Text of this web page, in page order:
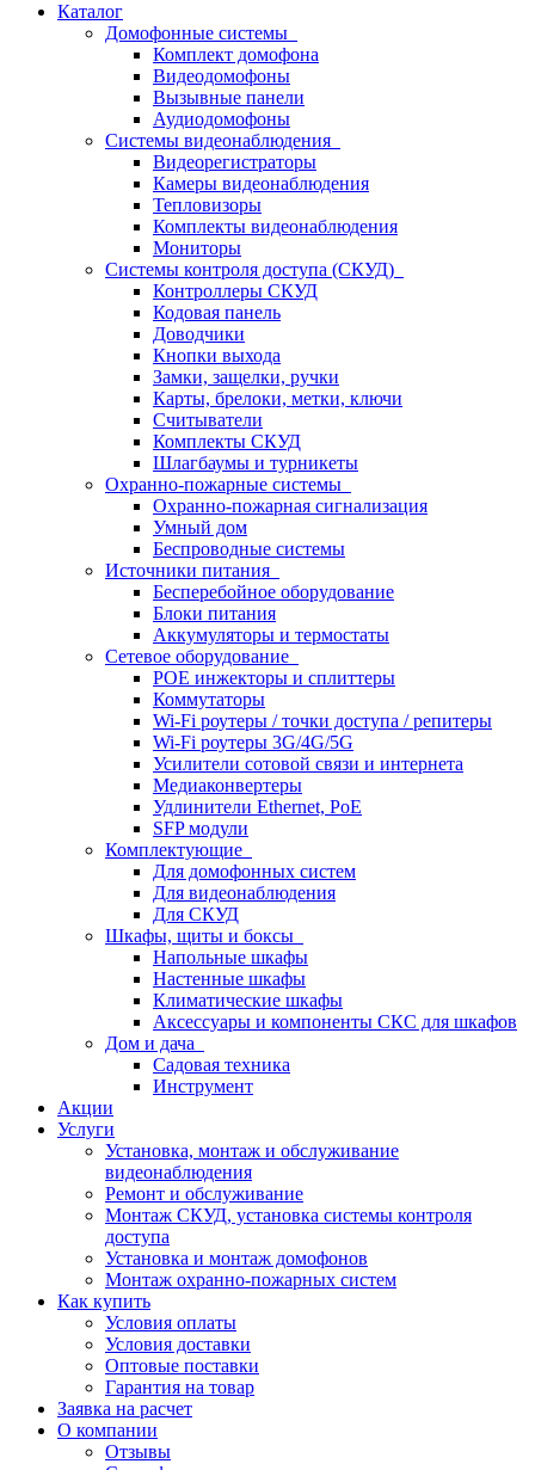
Каталог
Домофонные системы
Комплект домофона
Видеодомофоны
Вызывные панели
Аудиодомофоны
Системы видеонаблюдения
Видеорегистраторы
Камеры видеонаблюдения
Тепловизоры
Комплекты видеонаблюдения
Мониторы
Системы контроля доступа (СКУД)
Контроллеры СКУД
Кодовая панель
Доводчики
Кнопки выхода
Замки, защелки, ручки
Карты, брелоки, метки, ключи
Считыватели
Комплекты СКУД
Шлагбаумы и турникеты
Охранно-пожарные системы
Охранно-пожарная сигнализация
Умный дом
Беспроводные системы
Источники питания
Бесперебойное оборудование
Блоки питания
Аккумуляторы и термостаты
Сетевое оборудование
POE инжекторы и сплиттеры
Коммутаторы
Wi-Fi роутеры / точки доступа / репитеры
Wi-Fi роутеры 3G/4G/5G
Усилители сотовой связи и интернета
Медиаконвертеры
Удлинители Ethernet, PoE
SFP модули
Комплектующие
Для домофонных систем
Для видеонаблюдения
Для СКУД
Шкафы, щиты и боксы
Напольные шкафы
Настенные шкафы
Климатические шкафы
Аксессуары и компоненты СКС для шкафов
Дом и дача
Садовая техника
Инструмент
Акции
Услуги
Установка, монтаж и обслуживание
видеонаблюдения
Ремонт и обслуживание
Монтаж СКУД, установка системы контроля
доступа
Установка и монтаж домофонов
Монтаж охранно-пожарных систем
Как купить
Условия оплаты
Условия доставки
Оптовые поставки
Гарантия на товар
Заявка на расчет
О компании
Отзывы